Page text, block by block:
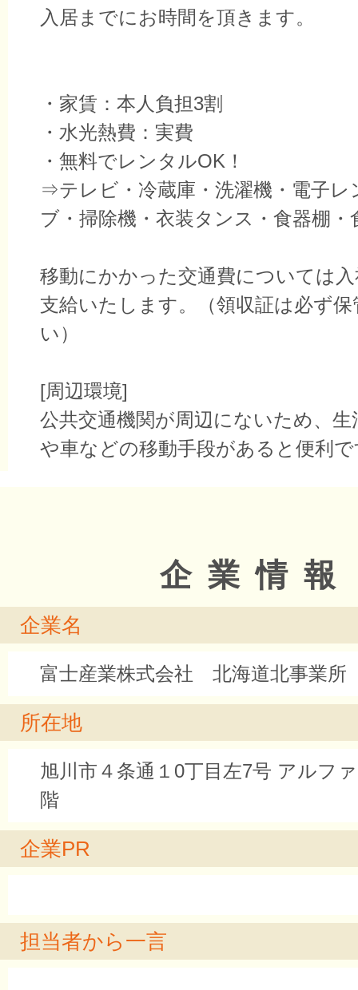
入居までにお時間を頂きます。
・家賃：本人負担3割
・水光熱費：実費
・無料でレンタルOK！
⇒テレビ・冷蔵庫・洗濯機・電子レ
ブ・掃除機・衣装タンス・食器棚・
移動にかかった交通費については
支給いたします。（領収証は必ず
い）
[周辺環境]
公共交通機関が周辺にないため、生
や車などの移動手段があると便利
企業情報
企業名
富士産業株式会社 北海道北事業所
所在地
旭川市４条通１0丁目左7号 アルフ
階
企業PR
担当者から一言